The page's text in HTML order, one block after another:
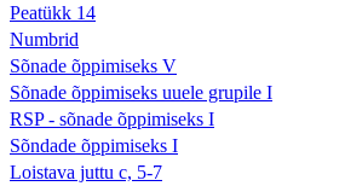
Peatükk 14
Numbrid
Sõnade õppimiseks V
Sõnade õppimiseks uuele grupile I
RSP - sõnade õppimiseks I
Sõndade õppimiseks I
Loistava juttu c, 5-7